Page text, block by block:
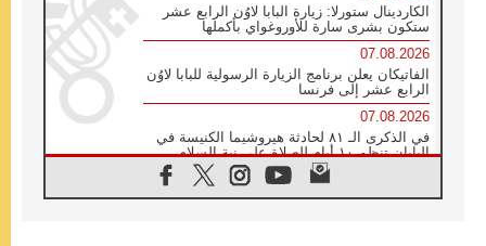
الكاردينال ستورلا: زيارة البابا لاوُن الرابع عشر
ستكون بشرى سارة للأوروغواي بأكملها
07.08.2026
الفاتيكان يعلن برنامج الزيارة الرسولية للبابا لاوُن
الرابع عشر إلى فرنسا
07.08.2026
في الذكرى الـ ٨١ لحادثة هيروشيما الكنيسة في
اليابان تنظم ١٠ أيام للصلاة على نية السلام
الكنيسة في الأوروغواي: زيارة البابا ستعزز